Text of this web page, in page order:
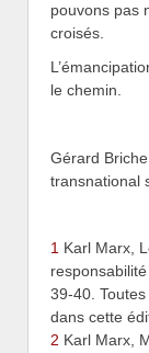
pouvons pas
croisés.
le chemin.
Gérard
transnational
1 Karl Marx,
39-40.
dans cette
2 Karl Marx,